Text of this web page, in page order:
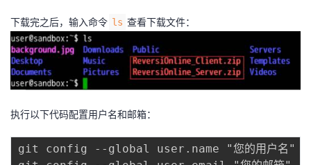
下载完之后，输入命令 ls 查看下载文件：
执行以下代码配置用户名和邮箱：
git config --global user.name "您的用户名"